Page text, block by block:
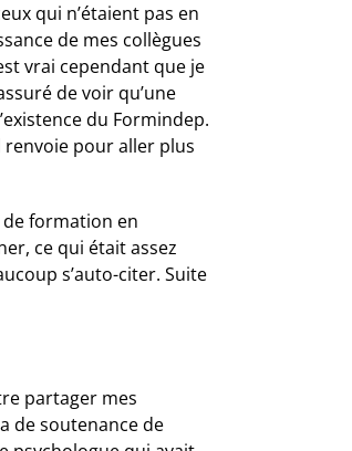
qui n’étaient pas en
de mes collègues
vrai cependant que je
de voir qu’une
du Formindep.
pour aller plus
formation en
ce qui était assez
s’auto-citer. Suite
partager mes
de soutenance de